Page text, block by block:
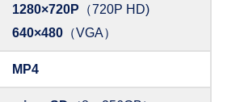
1280×720P （720P HD)
640×480 （VGA）
MP4